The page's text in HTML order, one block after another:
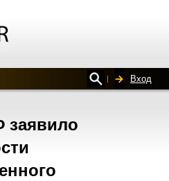
Вход
заявило